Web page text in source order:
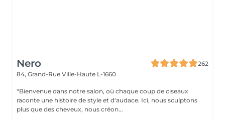
Nero
262
84, Grand-Rue Ville-Haute L-1660
"Bienvenue dans notre salon, où chaque coup de ciseaux
raconte une histoire de style et d'audace. Ici, nous sculptons
plus que des cheveux, nous créon...